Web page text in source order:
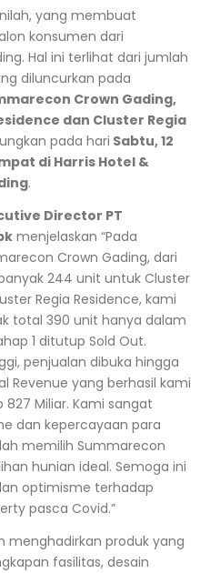
yang membuat
konsumen dari
Hal ini terlihat dari jumlah
diluncurkan pada
Crown Gading,
dan Cluster Regia
pada hari Sabtu, 12
di Harris Hotel &
.
Director PT
menjelaskan “Pada
Crown Gading, dari
244 unit untuk Cluster
Regia Residence, kami
total 390 unit hanya dalam
1 ditutup Sold Out.
penjualan dibuka hingga
Revenue yang berhasil kami
827 Miliar. Kami sangat
dan kepercayaan para
memilih Summarecon
hunian ideal. Semoga ini
optimisme terhadap
pasca Covid.”
menghadirkan produk yang
fasilitas, desain